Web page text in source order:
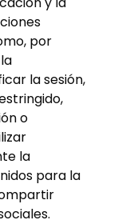
por
la sesión,
o
la
para la